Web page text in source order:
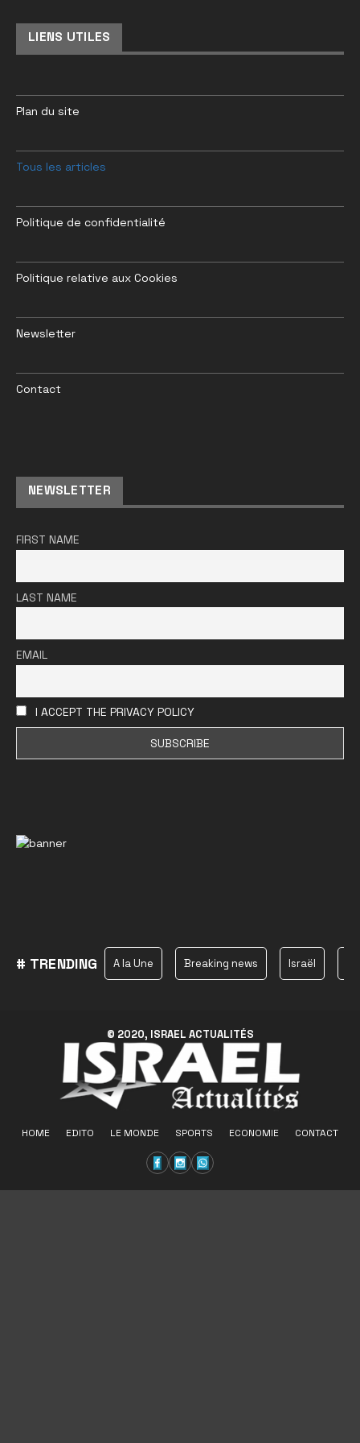
LIENS UTILES
Plan du site
Tous les articles
Politique de confidentialité
Politique relative aux Cookies
Newsletter
Contact
NEWSLETTER
FIRST NAME
LAST NAME
EMAIL
I ACCEPT THE PRIVACY POLICY
# TRENDING A la Une Breaking news Israël
© 2020, ISRAEL ACTUALITÉS
HOME EDITO LE MONDE SPORTS ECONOMIE CONTACT